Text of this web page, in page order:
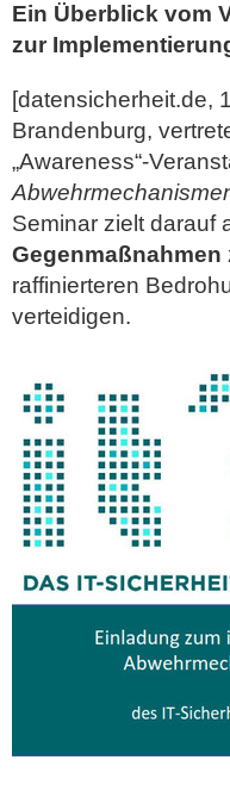
Ein Überblick vom
zur
[datensicherheit.de,
Brandenburg,
„Awareness“-
Seminar zielt darauf
Gegenmaßnahmen
raffinierteren
verteidigen.